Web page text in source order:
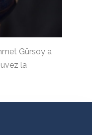
Gürsoy a
la